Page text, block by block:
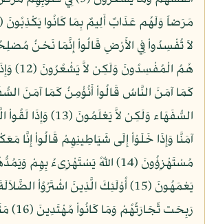
هُمُ
كَمَا آمَنَ النَّاسُ قَالُواْ أَنُؤْمِنُ كَمَا آمَنَ
السُّفَهَاء وَلَكِن لاَّ
آمَنَّا وَإِذَا خَلَوْاْ إِلَى شَيَاطِينِهِمْ قَالُواْ إِنَّا
مُسْتَهْزِؤُونَ (14) اللّهُ يَسْتَهْزِىءُ
يَعْمَهُونَ (15) أُوْلَئِكَ الَّذِينَ اشْتَرُوُاْ
رَبِحَت